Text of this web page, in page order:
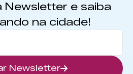
Newsletter e saiba
na cidade!
Newsletter